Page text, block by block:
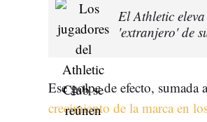
El Athletic
'extranjero' de
Ese golpe de efecto, sumada
crecimiento de la marca en